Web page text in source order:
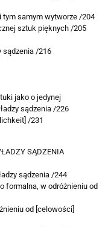
tym samym wytworze /204
sztuk pięknych /205
sądzenia /216
jako o jedynej
sądzenia /226
/231
SĄDZENIA
sądzenia /244
formalna, w odróżnieniu od
od [celowości]